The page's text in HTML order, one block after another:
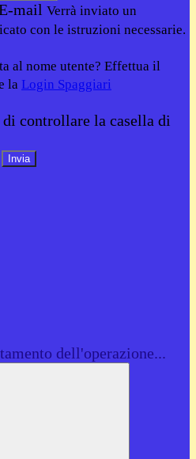
mail Verrà inviato un
con le istruzioni necessarie.
al nome utente? Effettua il
la Login Spaggiari
controllare la casella di
dell'operazione...